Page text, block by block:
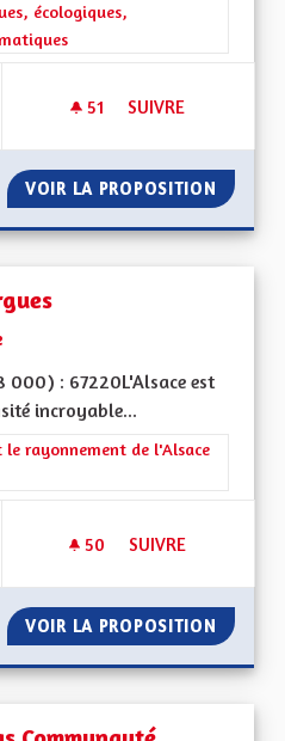
: Les transitions
écologiques,
51 51 ABONNÉS
SUIVRE
VOIR LA PROPOSITION
000) : 67220L'Alsace est
incroyable...
: La Culture, l'Education et
rayonnement de l'Alsace
50 50 ABONNÉS
SUIVRE
VOIR LA PROPOSITION